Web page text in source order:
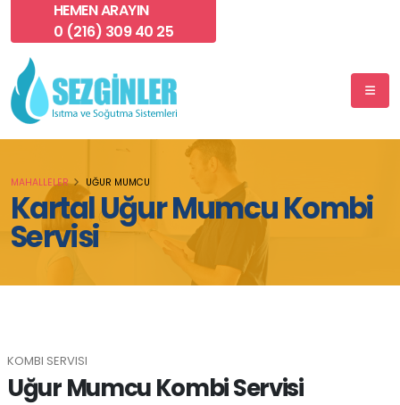
HEMEN ARAYIN
0 (216) 309 40 25
Kartal Uğur Mumcu Kombi
Servisi
MAHALLELER UĞUR MUMCU
KOMBI SERVISI
Uğur Mumcu Kombi Servisi